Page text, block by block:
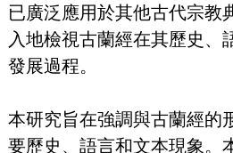
已廣泛應用於其他古代宗教
入地檢視古蘭經在其歷史、
發展過程。
本研究旨在強調與古蘭經的
要歷史、語言和文本現象。